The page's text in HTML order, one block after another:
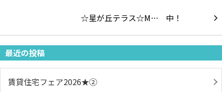
☆星が丘テラス☆M…
最近の投稿
賃貸住宅フェア2026★➁